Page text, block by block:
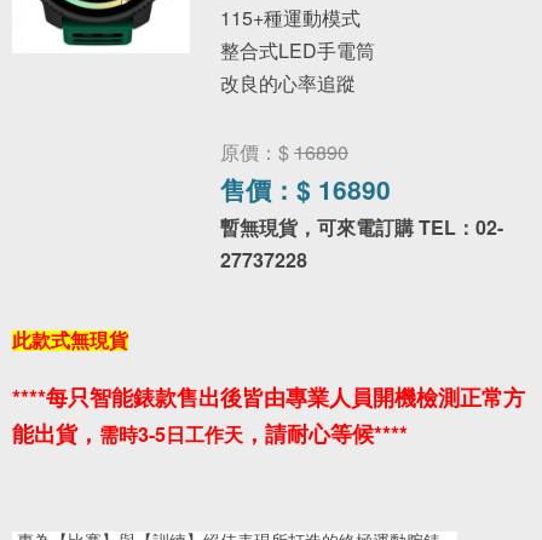
115+種運動模式
整合式LED手電筒
改良的心率追蹤
原價：$ 16890
售價：$ 16890
暫無現貨，可來電訂購 TEL：02-
27737228
此款式無現貨
****每只智能錶款售出後皆由專業人員開機檢測正常方
能出貨， 需時3-5日工作天 ，請耐心等候****